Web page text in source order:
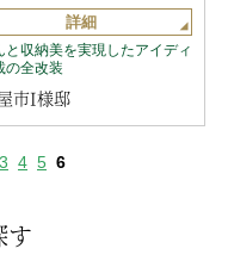
す
詳細
と収納美を実現したアイディ
の全改装
市I様邸
3 4 5 6